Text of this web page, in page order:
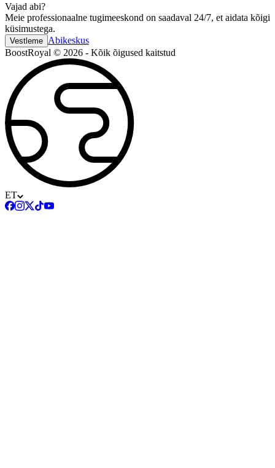
Vajad abi?
Meie professionaalne tugimeeskond on saadaval 24/7, et aidata kõigi
küsimustega.
Vestleme Abikeskus
BoostRoyal © 2026 - Kõik õigused kaitstud
ET